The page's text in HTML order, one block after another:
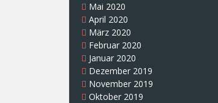
Mai 2020
April 2020
März 2020
Februar 2020
Januar 2020
Dezember 2019
November 2019
Oktober 2019